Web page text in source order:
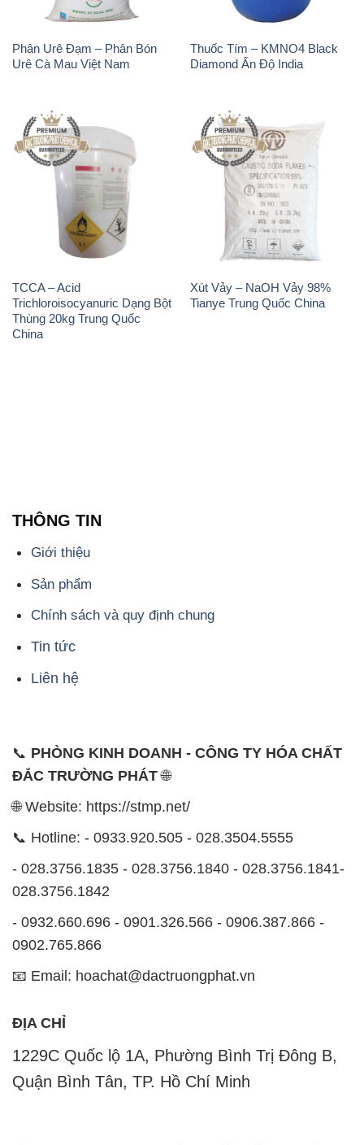
TCCA – Acid
Trichloroisocyanuric Dạng Bột
Thùng 20kg Trung Quốc
Xút Vảy – NaOH Vảy 98%
Tianye Trung Quốc China
Chính sách và quy định chung
Tin tức
Liên hệ
📞
PHÒNG KINH DOANH - CÔNG TY HÓA CHẤT
ĐẮC TRƯỜNG PHÁT
- 028.3756.1835 - 028.3756.1840 - 028.3756.1841-
0902.765.866
📧 Email: hoachat@dactruongphat.vn
ĐỊA CHỈ
1229C Quốc lộ 1A, Phường Bình Trị Đông B,
Quận Bình Tân, TP. Hồ Chí Minh
CÔNG TY XNK TM SX HÓA CHẤT ĐẮC TRƯỜNG
PHÁT